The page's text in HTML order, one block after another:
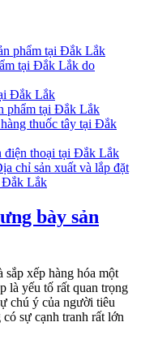
phẩm tại Đắk Lắk
tại Đắk Lắk do
Đắk Lắk
phẩm tại Đắk Lắk
thuốc tây tại Đắk
điện thoại tại Đắk Lắk
chỉ sản xuất và lắp đặt
Đắk Lắk
bày sản
xếp hàng hóa một
là yếu tố rất quan trọng
chú ý của người tiêu
sự cạnh tranh rất lớn